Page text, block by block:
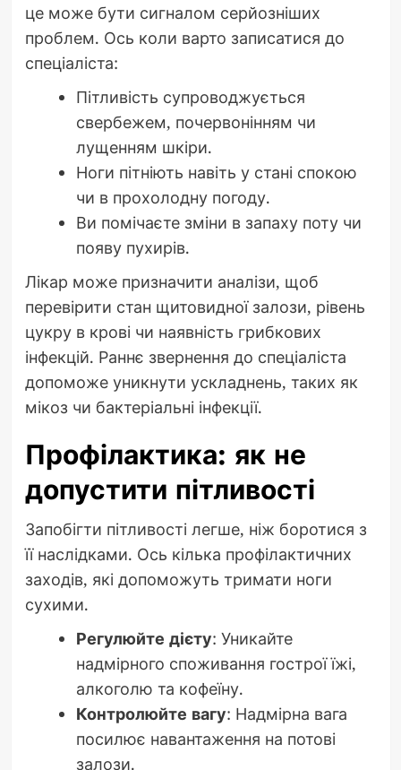
це може бути сигналом серйозніших
проблем. Ось коли варто записатися до
спеціаліста:
Пітливість супроводжується
свербежем, почервонінням чи
лущенням шкіри.
Ноги пітніють навіть у стані спокою
чи в прохолодну погоду.
Ви помічаєте зміни в запаху поту чи
появу пухирів.
Лікар може призначити аналізи, щоб
перевірити стан щитовидної залози, рівень
цукру в крові чи наявність грибкових
інфекцій. Раннє звернення до спеціаліста
допоможе уникнути ускладнень, таких як
мікоз чи бактеріальні інфекції.
Профілактика: як не
допустити пітливості
Запобігти пітливості легше, ніж боротися з
її наслідками. Ось кілька профілактичних
заходів, які допоможуть тримати ноги
сухими.
Регулюйте дієту: Уникайте
надмірного споживання гострої їжі,
алкоголю та кофеїну.
Контролюйте вагу: Надмірна вага
посилює навантаження на потові
залози.